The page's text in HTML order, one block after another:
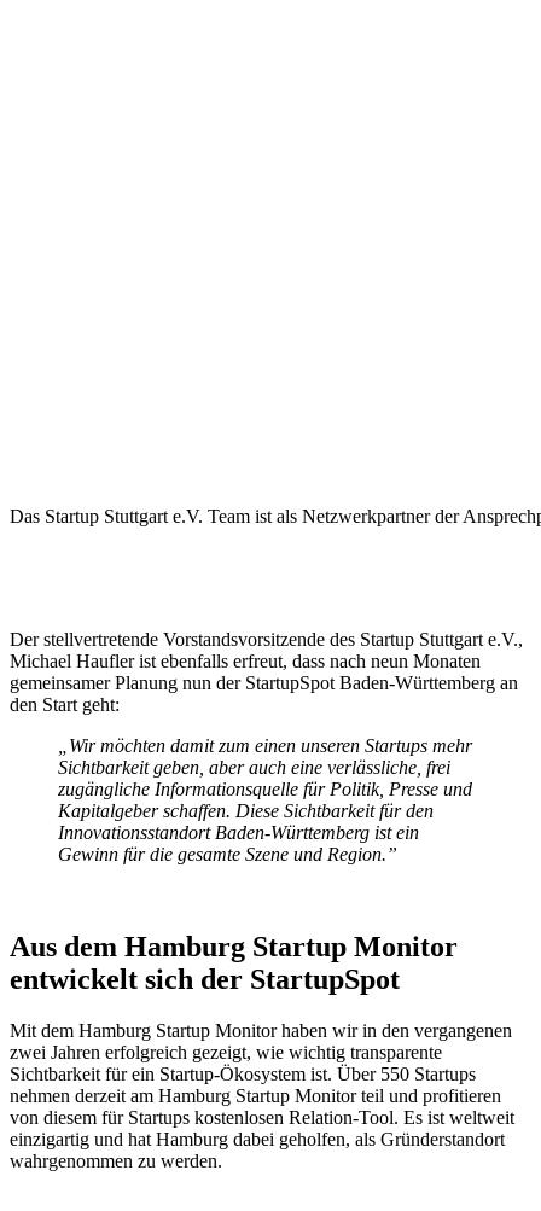
Das Startup Stuttgart e.V. Team ist als Netzwerkpartner der
Der stellvertretende Vorstandsvorsitzende des Startup Stuttgart e.V.,
Michael Haufler ist ebenfalls erfreut, dass nach neun Monaten
gemeinsamer Planung nun der StartupSpot Baden-Württemberg an
den Start geht:
„Wir möchten damit zum einen unseren Startups mehr
Sichtbarkeit geben, aber auch eine verlässliche, frei
zugängliche Informationsquelle für Politik, Presse und
Kapitalgeber schaffen. Diese Sichtbarkeit für den
Innovationsstandort Baden-Württemberg ist ein
Gewinn für die gesamte Szene und Region.”
Aus dem Hamburg Startup Monitor
entwickelt sich der StartupSpot
Mit dem Hamburg Startup Monitor haben wir in den vergangenen
zwei Jahren erfolgreich gezeigt, wie wichtig transparente
Sichtbarkeit für ein Startup-Ökosystem ist. Über 550 Startups
nehmen derzeit am Hamburg Startup Monitor teil und profitieren
von diesem für Startups kostenlosen Relation-Tool. Es ist weltweit
einzigartig und hat Hamburg dabei geholfen, als Gründerstandort
wahrgenommen zu werden.